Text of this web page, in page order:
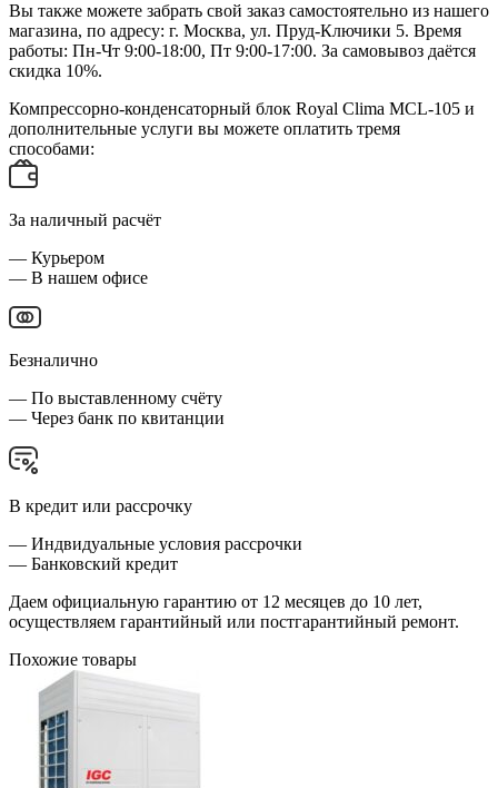
Вы также можете забрать свой заказ самостоятельно из нашего
магазина, по адресу: г. Москва, ул. Пруд-Ключики 5. Время
работы: Пн-Чт 9:00-18:00, Пт 9:00-17:00. За самовывоз даётся
скидка 10%.
Компрессорно-конденсаторный блок Royal Clima MCL-105 и
дополнительные услуги вы можете оплатить тремя
способами:
За наличный расчёт
— Курьером
— В нашем офисе
Безналично
— По выставленному счёту
— Через банк по квитанции
В кредит или рассрочку
— Индвидуальные условия рассрочки
— Банковский кредит
Даем официальную гарантию от 12 месяцев до 10 лет,
осуществляем гарантийный или постгарантийный ремонт.
Похожие товары